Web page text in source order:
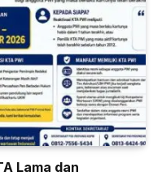
Lama dan